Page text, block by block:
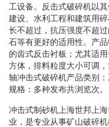
工设备。反击式破碎机以
建设、水利工程和建筑用
长不超过，抗压强度不超
石等有更好的适用性。产
的齿式反击衬板；尤其适
方体，排料粒度大小可调
轴冲击式破碎机产品类别
规格：多种发布共浏览次。
冲击式制砂机上海世邦上
业，是专业从事矿山破碎